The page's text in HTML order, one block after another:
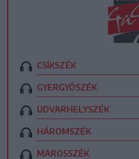
CSÍKSZÉK
GYERGYÓSZÉK
UDVARHELYSZÉK
HÁROMSZÉK
MAROSSZÉK